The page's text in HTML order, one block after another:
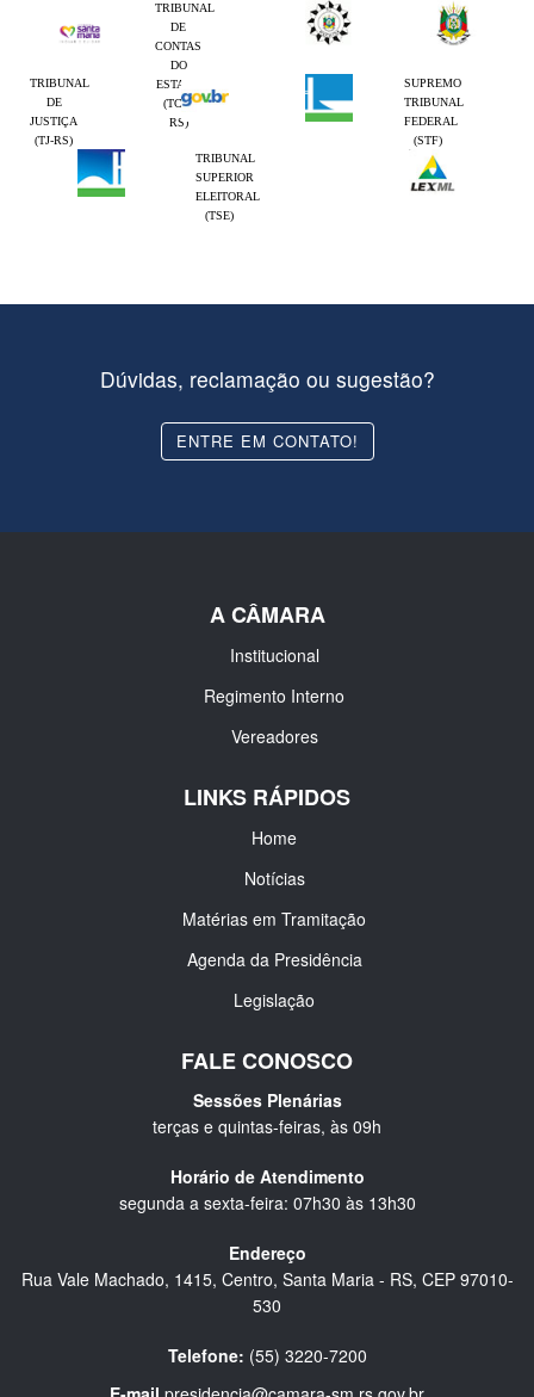
TRIBUNAL
DE
CONTAS
DO
ESTADO
(TCE-
RS)
TRIBUNAL
DE
JUSTIÇA
(TJ-RS)
SUPREMO
TRIBUNAL
FEDERAL
(STF)
TRIBUNAL
SUPERIOR
ELEITORAL
(TSE)
Dúvidas, reclamação ou sugestão?
ENTRE EM CONTATO!
A CÂMARA
Institucional
Regimento Interno
Vereadores
LINKS RÁPIDOS
Home
Notícias
Matérias em Tramitação
Agenda da Presidência
Legislação
FALE CONOSCO
Sessões Plenárias
terças e quintas-feiras, às 09h
Horário de Atendimento
segunda a sexta-feira: 07h30 às 13h30
Endereço
Rua Vale Machado, 1415, Centro, Santa Maria - RS, CEP 97010-
530
Telefone: (55) 3220-7200